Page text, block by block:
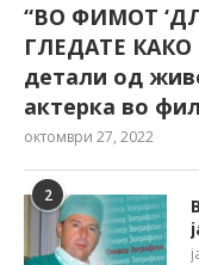
“ВО ФИМОТ
ГЛЕДАТЕ
детали од
актерка во
октомври 27, 2022
2